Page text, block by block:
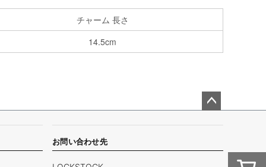
チャーム 長さ
14.5cm
ジト
へ
お問い合わせ先